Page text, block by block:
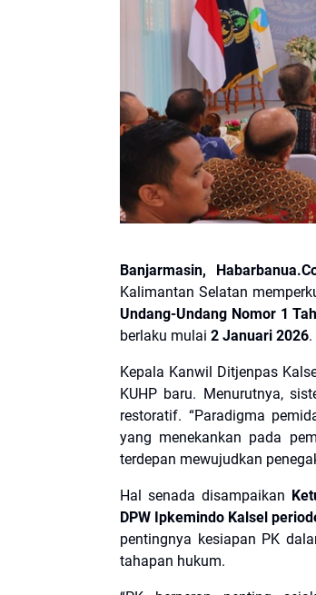
Banjarmasin,
Kalimantan Selatan
Undang-Undang Nomor 1
berlaku mulai 2 Januari 2026.
Kepala Kanwil Ditjenpas
KUHP baru. Menurutnya,
restoratif. “Paradigma
yang menekankan pada
terdepan mewujudkan
Hal senada disampaikan
DPW Ipkemindo Kalsel
pentingnya kesiapan PK
tahapan hukum.